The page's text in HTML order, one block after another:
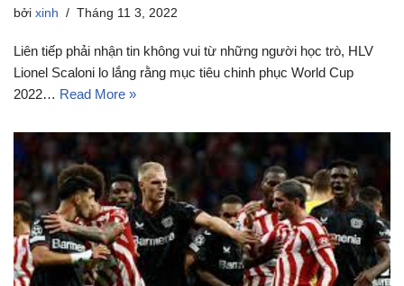
bởi xinh Tháng 11 3, 2022
Liên tiếp phải nhận tin không vui từ những người học trò, HLV
Lionel Scaloni lo lắng rằng mục tiêu chinh phục World Cup
2022… Read More »